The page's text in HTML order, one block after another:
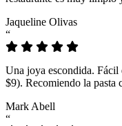
Jaqueline Olivas
“
Una joya escondida.
$9). Recomiendo la pasta
Mark Abell
“